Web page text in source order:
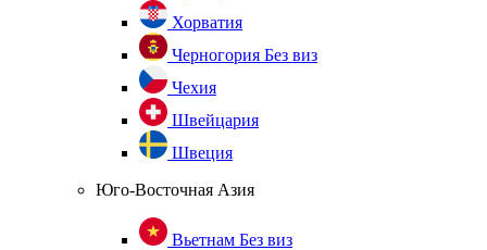
Хорватия
Черногория Без виз
Чехия
Швейцария
Швеция
Юго-Восточная Азия
Вьетнам Без виз